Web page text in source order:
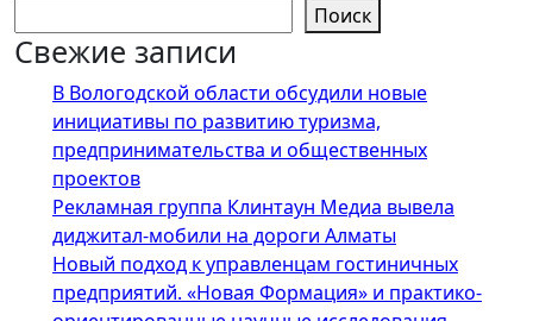
Поиск
Свежие записи
В Вологодской области обсудили новые
инициативы по развитию туризма,
предпринимательства и общественных
проектов
Рекламная группа Клинтаун Медиа вывела
диджитал-мобили на дороги Алматы
Новый подход к управленцам гостиничных
предприятий. «Новая Формация» и практико-